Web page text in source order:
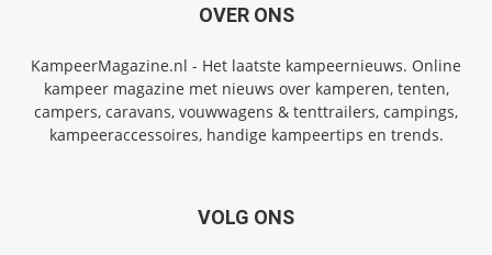
OVER ONS
KampeerMagazine.nl - Het laatste kampeernieuws. Online
kampeer magazine met nieuws over kamperen, tenten,
campers, caravans, vouwwagens & tenttrailers, campings,
kampeeraccessoires, handige kampeertips en trends.
VOLG ONS